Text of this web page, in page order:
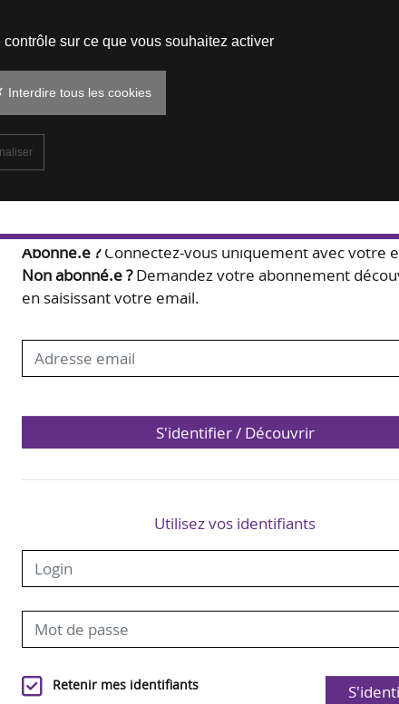
Bienvenue,
Abonné.e ?Connectez-vous uniquement avec votre
Non abonné.e ?Demandez votre abonnement
en saisissant votre email.
S'identifier / Découvrir
Utilisez vos identifiants
Retenir mes identifiants
sur ce que vous souhaitez activer
Interdire tous les cookies